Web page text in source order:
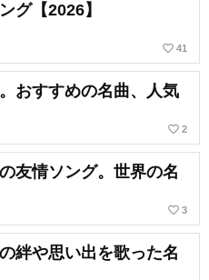
グ【2026】
favorite_border 41
おすすめの名曲、人気
favorite_border 2
友情ソング。世界の名
favorite_border 3
絆や思い出を歌った名